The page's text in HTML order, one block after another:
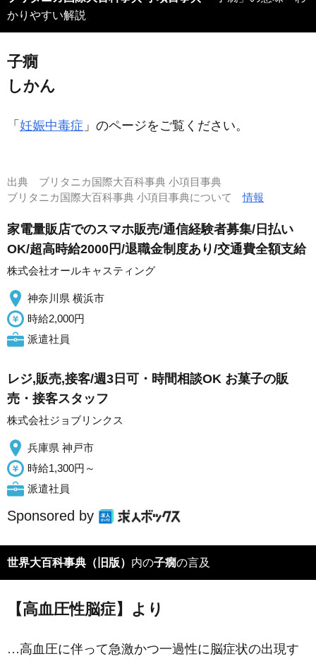
かりやすい解説
子癇
しかん
「 妊娠中毒症 」のページをご覧ください。
出典 ブリタニカ国際大百科事典 小項目事典
ブリタニカ国際大百科事典 小項目事典について情報
家電量販店でのスマホ販売/通信経験者募集/日払い
OK/超高時給2000円/退職金制度あり/交通費全額支給
株式会社オールキャスティング
神奈川県 横浜市
時給2,000円
派遣社員
レジ,販売,接客/週3日可・時間相談OK お菓子の販
売・接客スタッフ
株式会社ジョブリンクス
兵庫県 神戸市
時給1,300円～
派遣社員
Sponsored by
世界大百科事典（旧版） 内の子癇の言及
【高血圧性脳症】より
…高血圧に伴って急激かつ一過性に脳症状の出現す